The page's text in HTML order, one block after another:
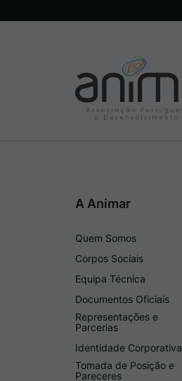
A Animar
Quem Somos
Corpos Sociais
Equipa Técnica
Documentos Oficiais
Representações e
Parcerias
Identidade Corporativa
Tomada de Posição e
Pareceres